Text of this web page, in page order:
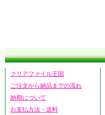
クリアファイル王国
ご注文から納品までの流れ
納期について
お支払方法・送料